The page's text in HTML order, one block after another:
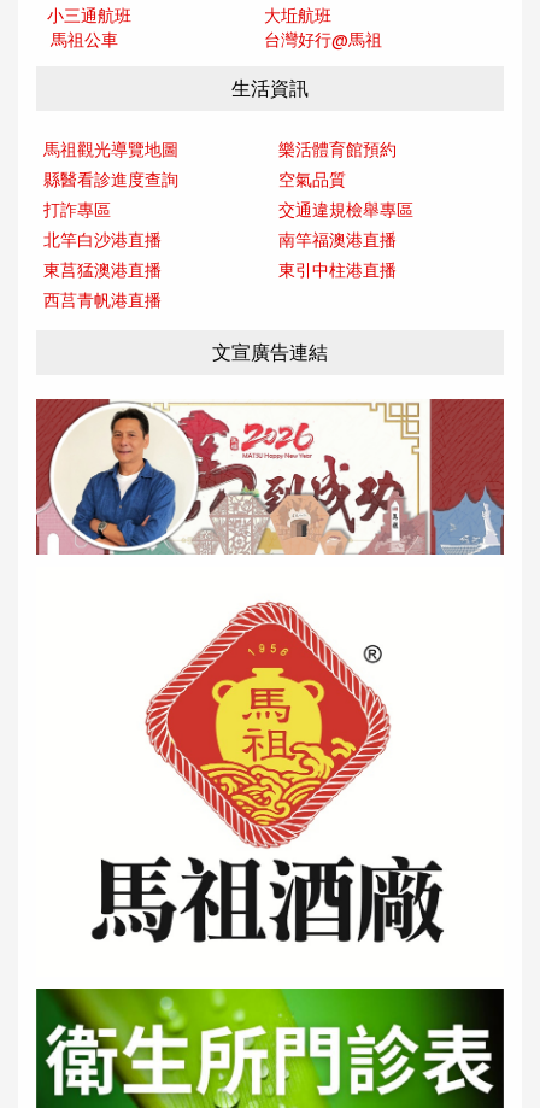
小三通航班
大坵航班
馬祖公車
台灣好行@馬祖
生活資訊
馬祖觀光導覽地圖
樂活體育館預約
縣醫看診進度查詢
空氣品質
打詐專區
交通違規檢舉專區
北竿白沙港直播
南竿福澳港直播
東莒猛澳港直播
東引中柱港直播
西莒青帆港直播
文宣廣告連結